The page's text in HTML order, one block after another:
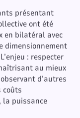
présentant
ont été
en bilatéral avec
dimensionnement
: respecter
au mieux
d’autres
coûts
la puissance